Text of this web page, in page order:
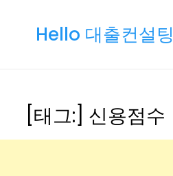
Hello 대출컨설팅
[태그:] 신용점수